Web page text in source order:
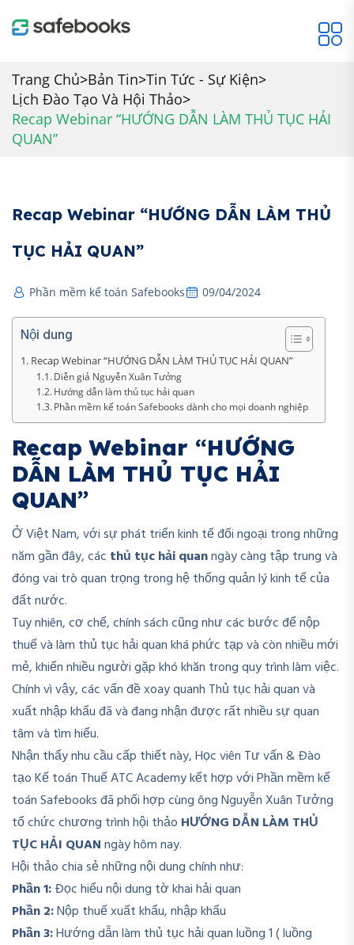
Trang Chủ>Bản Tin>Tin Tức - Sự Kiện>
Lịch Đào Tạo Và Hội Thảo>
Recap Webinar “HƯỚNG DẪN LÀM THỦ TỤC HẢI
QUAN”
Recap Webinar “HƯỚNG DẪN LÀM THỦ
TỤC HẢI QUAN”
Phần mềm kế toán Safebooks 09/04/2024
Nội dung
Recap Webinar “HƯỚNG DẪN LÀM THỦ TỤC HẢI QUAN”
Diễn giả Nguyễn Xuân Tưởng
Hướng dẫn làm thủ tục hải quan
Phần mềm kế toán Safebooks dành cho mọi doanh nghiệp
Recap Webinar “HƯỚNG
DẪN LÀM THỦ TỤC HẢI
QUAN”
Ở Việt Nam, với sự phát triển kinh tế đối ngoại trong những
năm gần đây, các thủ tục hải quanngày càng tập trung và
đóng vai trò quan trọng trong hệ thống quản lý kinh tế của
đất nước.
Tuy nhiên, cơ chế, chính sách cũng như các bước để nộp
thuế và làm thủ tục hải quan khá phức tạp và còn nhiều mới
mẻ, khiến nhiều người gặp khó khăn trong quy trình làm việc.
Chính vì vậy, các vấn đề xoay quanh Thủ tục hải quan và
xuất nhập khẩu đã và đang nhận được rất nhiều sự quan
tâm và tìm hiểu.
Nhận thấy nhu cầu cấp thiết này, Học viên Tư vấn & Đào
tạo Kế toán Thuế ATC Academy kết hợp với Phần mềm kế
toán Safebooks đã phối hợp cùng ông Nguyễn Xuân Tưởng
tổ chức chương trình hội thảo HƯỚNG DẪN LÀM THỦ
TỤC HẢI QUANngày hôm nay.
Hội thảo chia sẻ những nội dung chính như:
Phần 1:Đọc hiểu nội dung tờ khai hải quan
Phần 2:Nộp thuế xuất khẩu, nhập khẩu
Phần 3:Hướng dẫn làm thủ tục hải quan luồng 1 ( luồng